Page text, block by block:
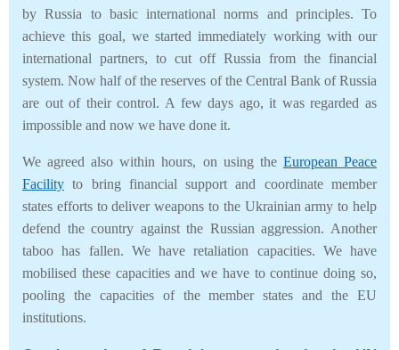
by Russia to basic international norms and principles. To
achieve this goal, we started immediately working with our
international partners, to cut off Russia from the financial
system. Now half of the reserves of the Central Bank of Russia
are out of their control. A few days ago, it was regarded as
impossible and now we have done it.
We agreed also within hours, on using the European Peace
Facility to bring financial support and coordinate member
states efforts to deliver weapons to the Ukrainian army to help
defend the country against the Russian aggression. Another
taboo has fallen. We have retaliation capacities. We have
mobilised these capacities and we have to continue doing so,
pooling the capacities of the member states and the EU
institutions.